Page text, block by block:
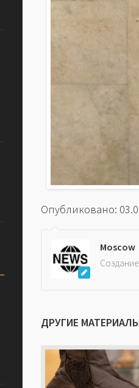
Опубликовано:
Moscow
ДРУГИЕ